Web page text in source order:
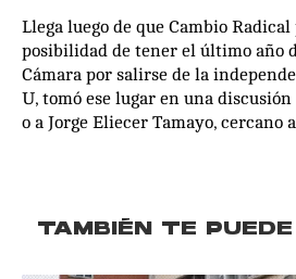
Llega luego de que Cambio
posibilidad de tener el último año
Cámara por salirse de la
U, tomó ese lugar en una
o a Jorge Eliecer Tamayo, cercano
TAMBIÉN TE